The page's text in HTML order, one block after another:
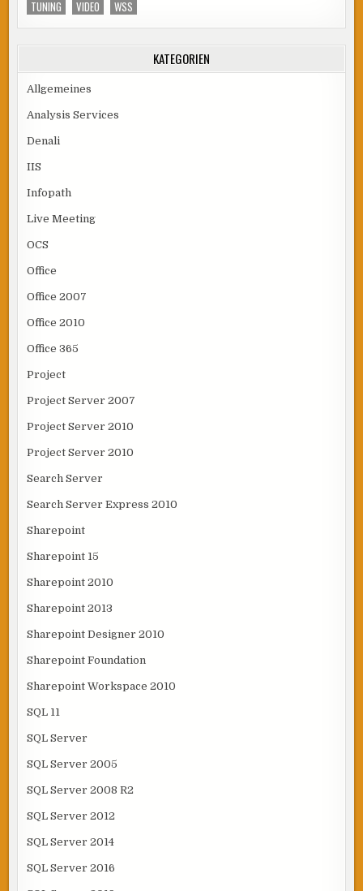
TUNING
VIDEO WSS
KATEGORIEN
Allgemeines
Analysis Services
Denali
IIS
Infopath
Live Meeting
OCS
Office
Office 2007
Office 2010
Office 365
Project
Project Server 2007
Project Server 2010
Project Server 2010
Search Server
Search Server Express 2010
Sharepoint
Sharepoint 15
Sharepoint 2010
Sharepoint 2013
Sharepoint Designer 2010
Sharepoint Foundation
Sharepoint Workspace 2010
SQL 11
SQL Server
SQL Server 2005
SQL Server 2008 R2
SQL Server 2012
SQL Server 2014
SQL Server 2016